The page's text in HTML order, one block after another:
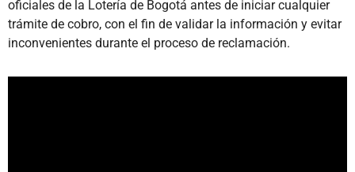
oficiales de la Lotería de Bogotá antes de iniciar cualquier
trámite de cobro, con el fin de validar la información y evitar
inconvenientes durante el proceso de reclamación.